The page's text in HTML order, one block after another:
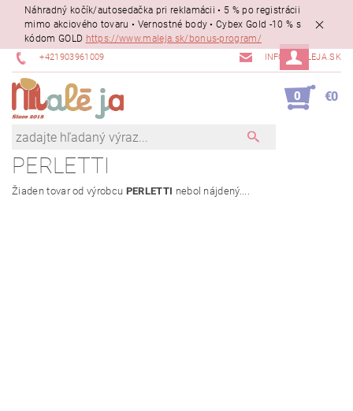
Náhradný kočík/autosedačka pri reklamácii • 5 % po registrácii
mimo akciového tovaru • Vernostné body • Cybex Gold -10 % s
kódom GOLD https://www.maleja.sk/bonus-program/
+421903961009 INFO@MALEJA.SK
0 €0
PERLETTI
Žiaden tovar od výrobcu PERLETTI nebol nájdený....